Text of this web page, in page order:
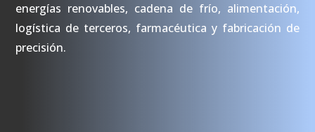
energías renovables, cadena de frío, alimentación,
logística de terceros, farmacéutica y fabricación de
precisión.